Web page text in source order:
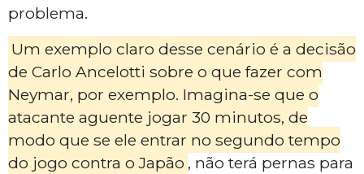
problema.
Um exemplo claro desse cenário é a decisão
de Carlo Ancelotti sobre o que fazer com
Neymar, por exemplo. Imagina-se que o
atacante aguente jogar 30 minutos, de
modo que se ele entrar no segundo tempo
do jogo contra o Japão , não terá pernas para